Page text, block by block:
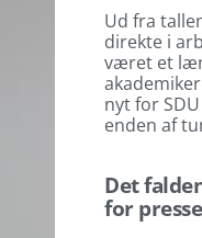
Ud fra
direkte i
været et
nyt for
enden af
Det
for